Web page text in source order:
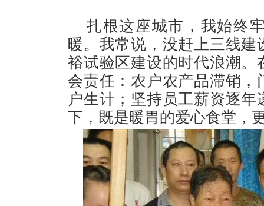
扎根这座城市，我始终
暖。我常说，没赶上三线
裕试验区建设的时代浪潮
会责任：农户农产品滞销
户生计；坚持员工薪资逐
下，既是暖胃的爱心食堂，